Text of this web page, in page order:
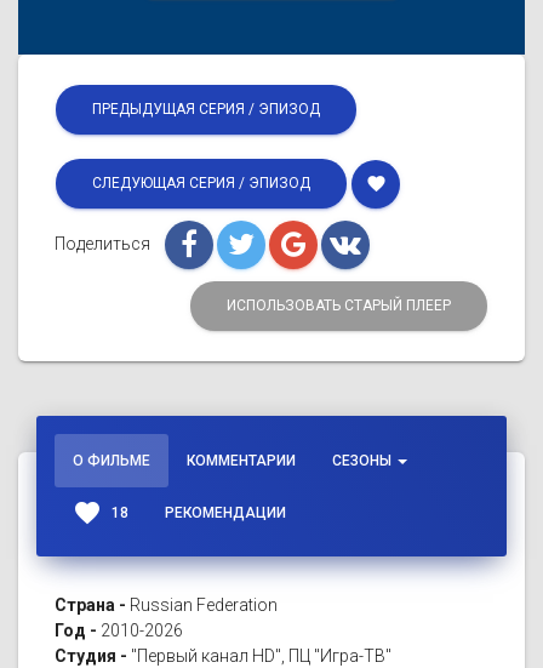
ПРЕДЫДУЩАЯ СЕРИЯ / ЭПИЗОД
СЛЕДУЮЩАЯ СЕРИЯ / ЭПИЗОД favorite
Поделиться
ИСПОЛЬЗОВАТЬ СТАРЫЙ ПЛЕЕР
О ФИЛЬМЕ КОММЕНТАРИИ СЕЗОНЫ
favorite 18 РЕКОМЕНДАЦИИ
Страна - Russian Federation
Год - 2010-2026
Студия - "Первый канал HD", ПЦ "Игра-ТВ"